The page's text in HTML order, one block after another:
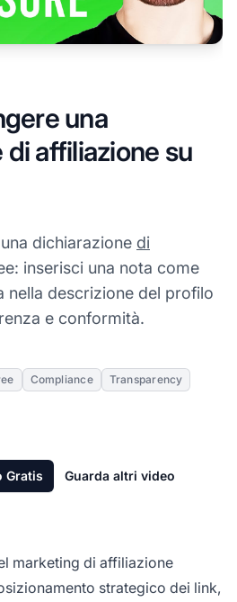
una
affiliazione su
dichiarazione di
inserisci una nota come
nella descrizione del profilo
e conformità.
Compliance
Transparency
Gratis Guarda altri video
marketing di affiliazione
strategico dei link,